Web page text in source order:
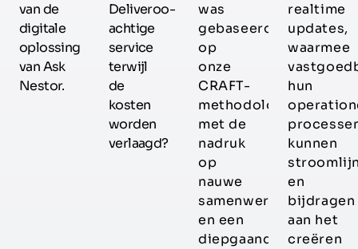
van de
digitale
oplossing
van Ask
Nestor.
Deliveroo-
achtige
service
terwijl
de
kosten
worden
verlaagd?
was
gebaseerd
op
onze
CRAFT-
methodologie,
met de
nadruk
op
nauwe
samenwerking
en een
diepgaand
realtime
updates,
waarmee
hun
kunnen
en
bijdragen
aan het
creëren